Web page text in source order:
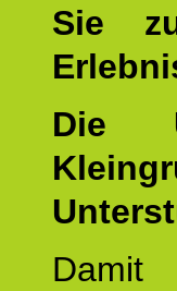
Sie
Die